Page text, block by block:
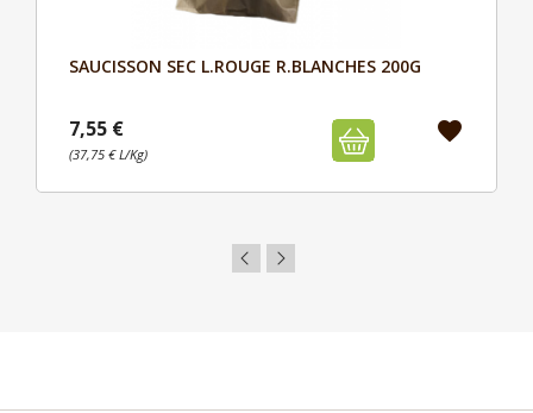
Aperçu
SAUCISSON SEC L.ROUGE R.BLANCHES 200G
7,55 €
(37,75 € L/Kg)
favorite